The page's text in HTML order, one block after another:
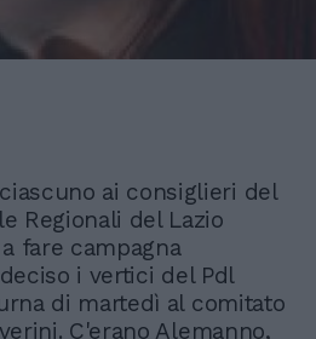
ai consiglieri del
Regionali del Lazio
fare campagna
i vertici del Pdl
di martedì al comitato
C'erano Alemanno,